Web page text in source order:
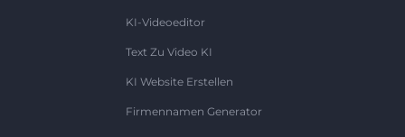
KI-Videoeditor
Text Zu Video KI
KI Website Erstellen
Firmennamen Generator